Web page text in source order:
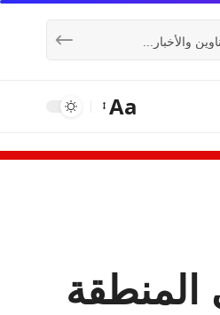
Aa
المنطقة